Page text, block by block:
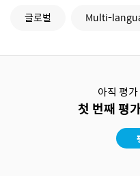
글로벌 Multi-
아직 평
첫 번째 평